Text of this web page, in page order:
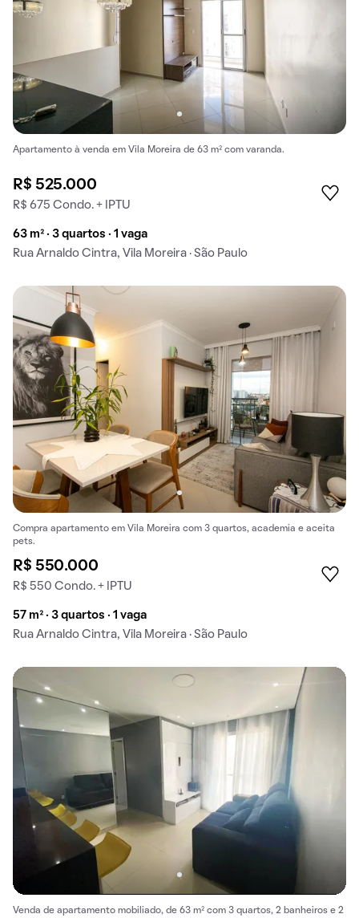
Apartamento à venda em Vila Moreira de 63 m² com varanda.
R$ 525.000
R$ 675 Condo. + IPTU
63 m² · 3 quartos · 1 vaga
Rua Arnaldo Cintra, Vila Moreira · São Paulo
Compra apartamento em Vila Moreira com 3 quartos, academia e aceita
pets.
R$ 550.000
R$ 550 Condo. + IPTU
57 m² · 3 quartos · 1 vaga
Rua Arnaldo Cintra, Vila Moreira · São Paulo
Venda de apartamento mobiliado, de 63 m² com 3 quartos, 2 banheiros e 2